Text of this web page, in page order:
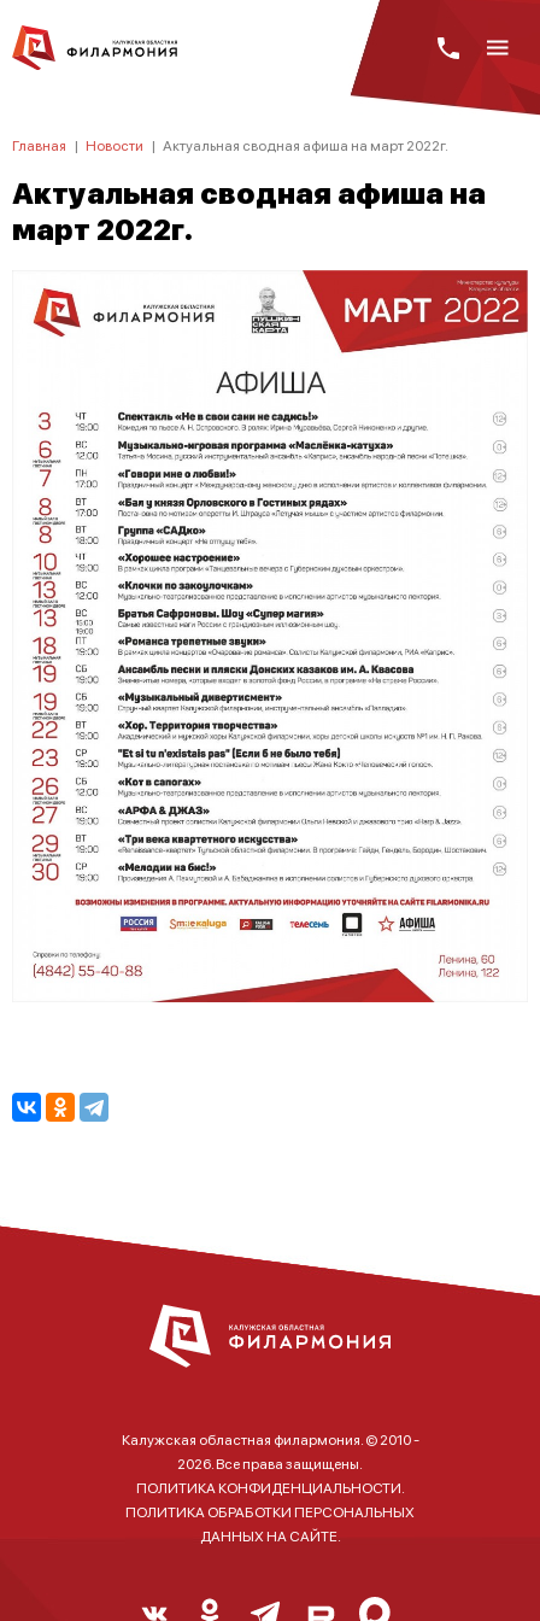
Главная | Новости | Актуальная сводная афиша на март 2022г.
Актуальная сводная афиша на
март 2022г.
Калужская областная филармония. © 2010 -
2026. Все права защищены.
ПОЛИТИКА КОНФИДЕНЦИАЛЬНОСТИ.
ПОЛИТИКА ОБРАБОТКИ ПЕРСОНАЛЬНЫХ
ДАННЫХ НА САЙТЕ.